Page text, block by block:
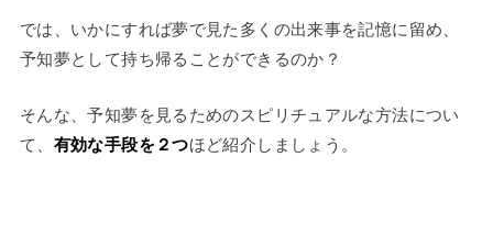
では、いかにすれば夢で見た多くの出来事を記憶に留め、
予知夢として持ち帰ることができるのか？
そんな、予知夢を見るためのスピリチュアルな方法につい
て、 有効な手段を２つほど紹介しましょう。